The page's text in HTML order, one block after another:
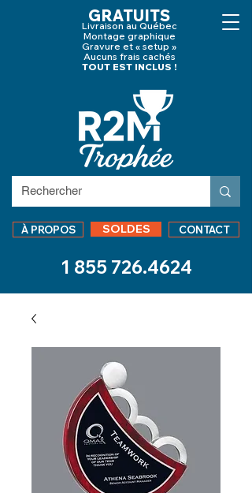
GRATUITS
Livraison au Québec
Montage graphique
Gravure et « setup »
Aucuns frais cachés
TOUT EST INCLUS !
À PROPOS SOLDES CONTACT
1 855 726.4624